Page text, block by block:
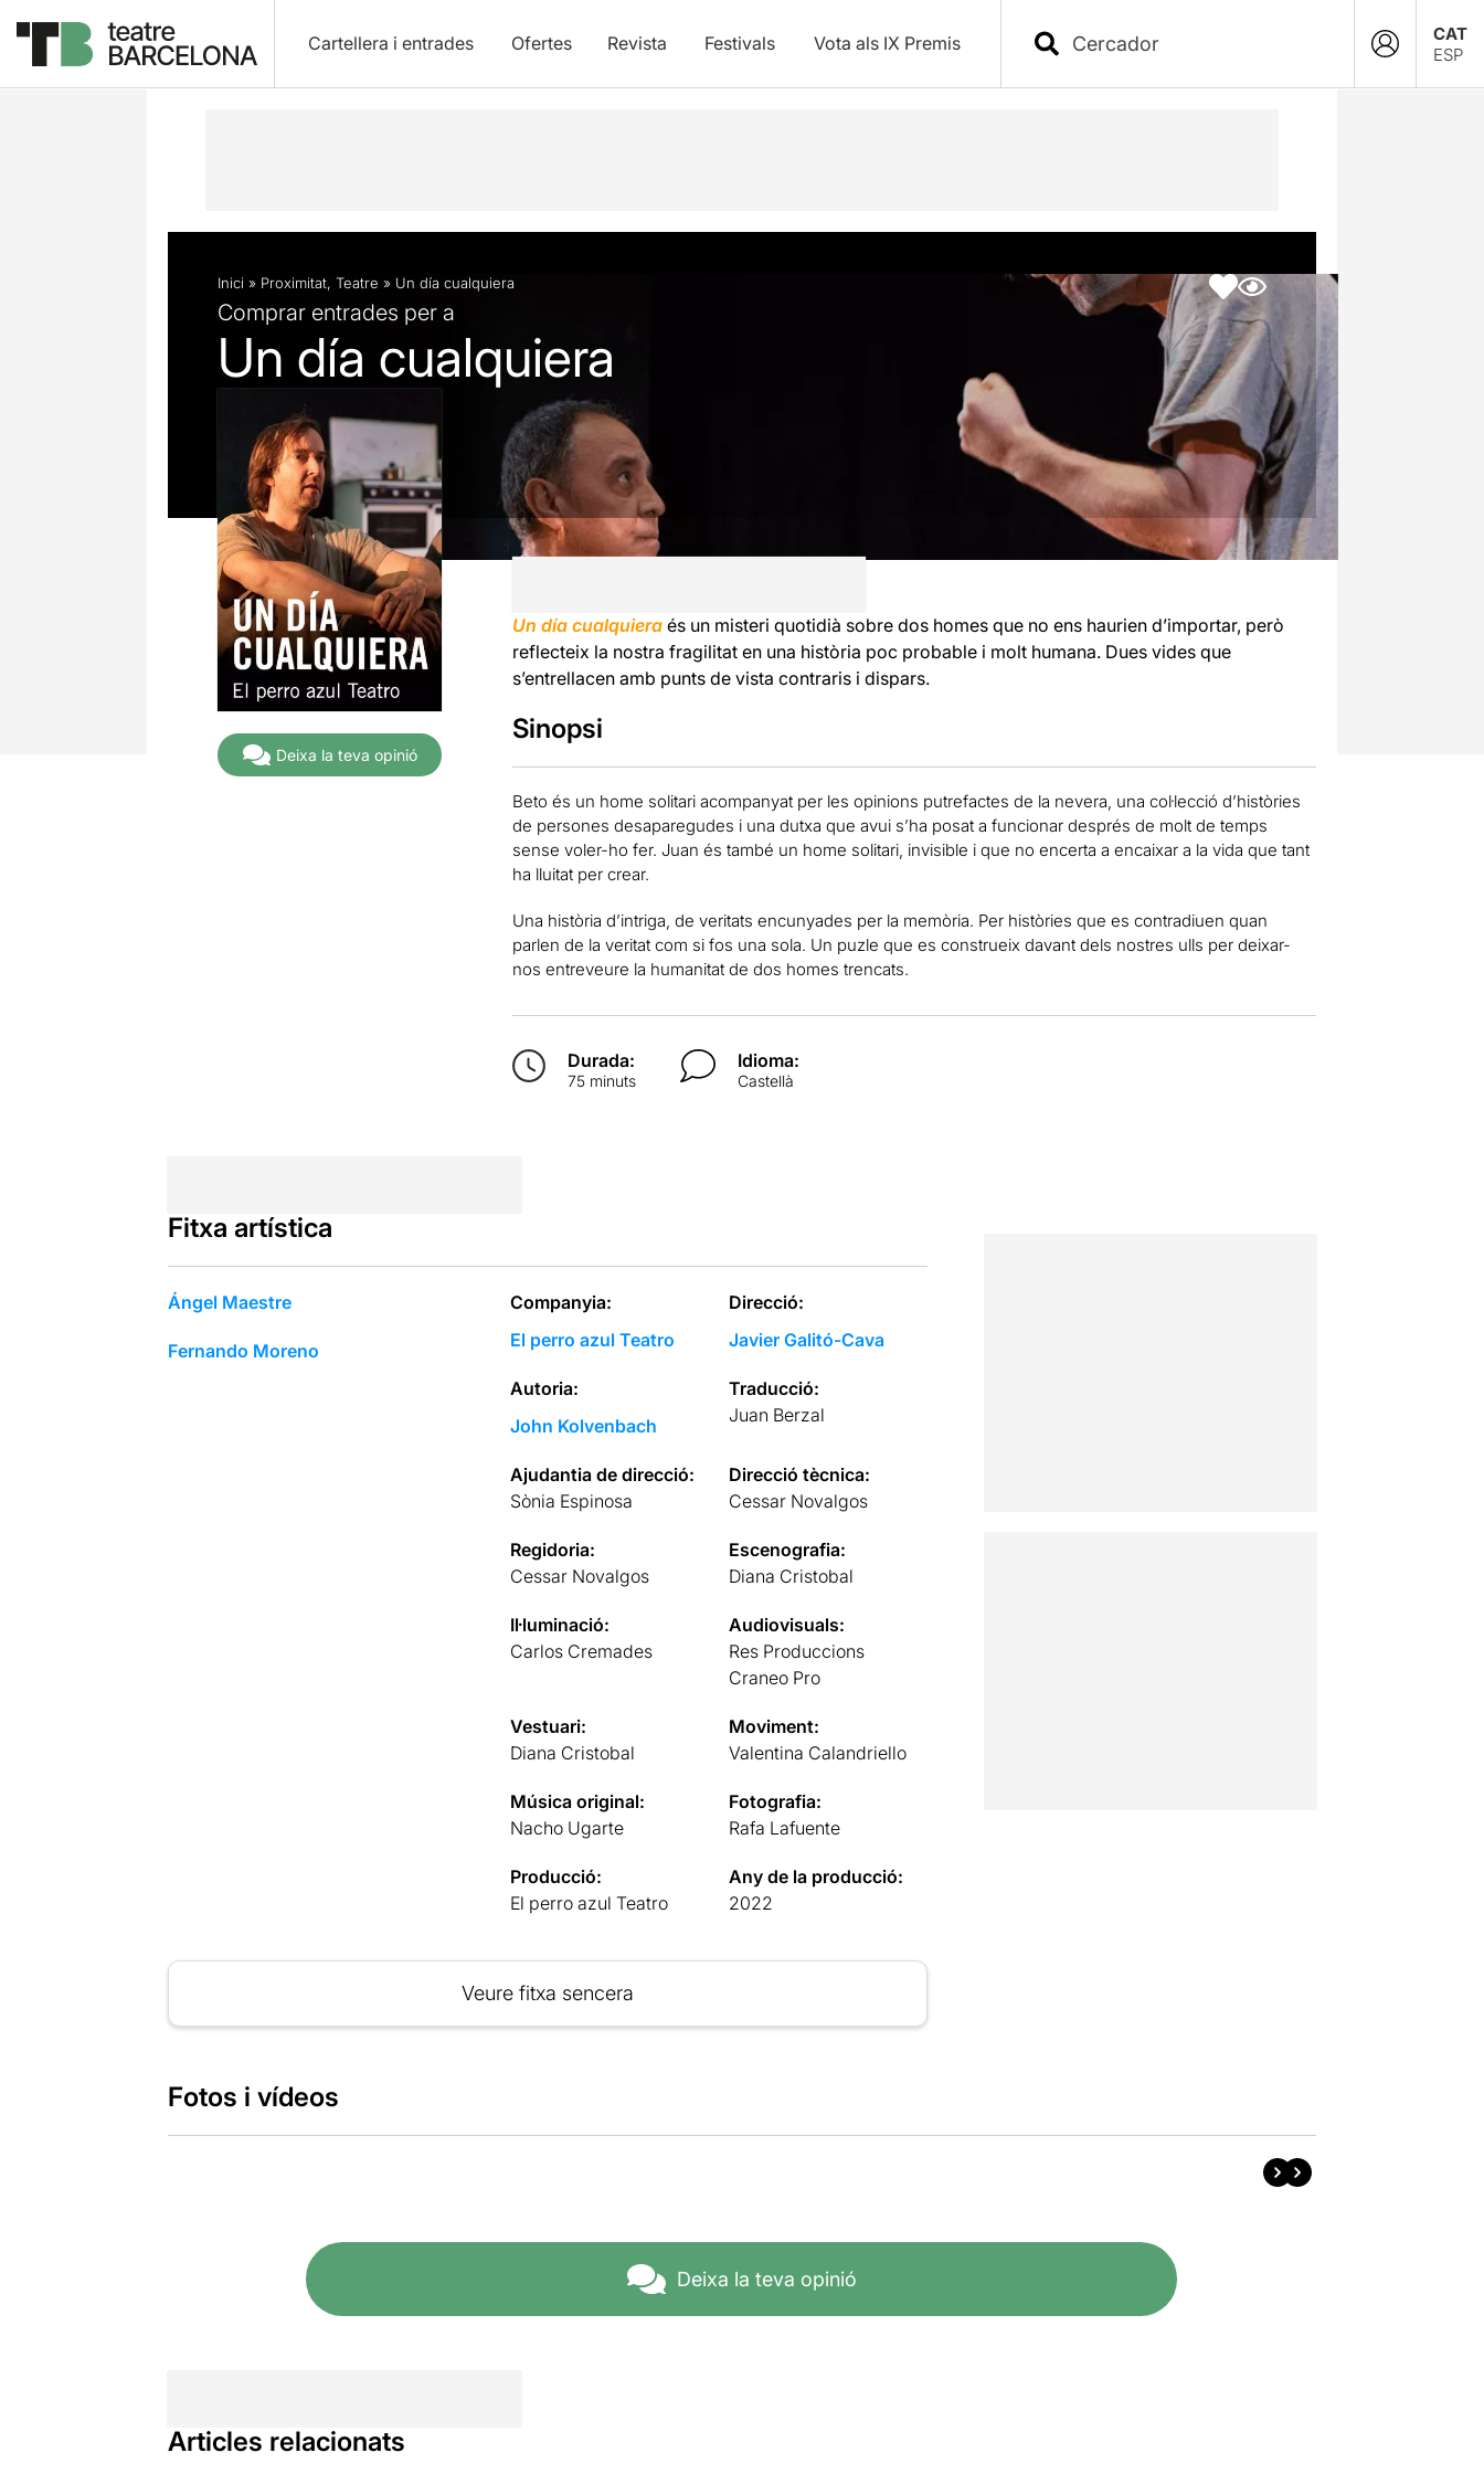
Cartellera i entrades Ofertes Revista Festivals Vota als IX Premis
CAT
ESP
Descripció Fitxa artística Fotos i vídeos Articles
Inici » Proximitat, Teatre » Un día cualquiera
Comprar entrades per a
Un día cualquiera
Deixa la teva opinió
Un día cualquiera és un misteri quotidià sobre dos homes que no ens haurien d’importar, però
reflecteix la nostra fragilitat en una història poc probable i molt humana. Dues vides que
s’entrellacen amb punts de vista contraris i dispars.
Sinopsi
Beto és un home solitari acompanyat per les opinions putrefactes de la nevera, una col·lecció d’històries
de persones desaparegudes i una dutxa que avui s’ha posat a funcionar després de molt de temps
sense voler-ho fer. Juan és també un home solitari, invisible i que no encerta a encaixar a la vida que tant
ha lluitat per crear.
Una història d’intriga, de veritats encunyades per la memòria. Per històries que es contradiuen quan
parlen de la veritat com si fos una sola. Un puzle que es construeix davant dels nostres ulls per deixar-
nos entreveure la humanitat de dos homes trencats.
Durada:
75 minuts
Idioma:
Castellà
Fitxa artística
Ángel Maestre
Fernando Moreno
Companyia:
El perro azul Teatro
Direcció:
Javier Galitó-Cava
Autoria:
John Kolvenbach
Traducció:
Juan Berzal
Ajudantia de direcció:
Sònia Espinosa
Direcció tècnica:
Cessar Novalgos
Regidoria:
Cessar Novalgos
Escenografia:
Diana Cristobal
Il·luminació:
Carlos Cremades
Audiovisuals:
Res Produccions
Craneo Pro
Vestuari:
Diana Cristobal
Moviment:
Valentina Calandriello
Música original:
Nacho Ugarte
Fotografia:
Rafa Lafuente
Producció:
El perro azul Teatro
Any de la producció:
2022
Veure fitxa sencera
Fotos i vídeos
Deixa la teva opinió
Articles relacionats